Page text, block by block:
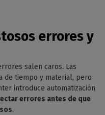
errores y
salen caros. Las
de tiempo y material, pero
introduce automatización
errores antes de que
.